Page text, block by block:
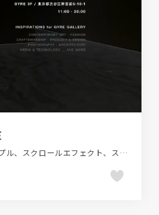
エレガント、ギャラリー風、シンプル、スクロールエフェクト、スタイリッシュ、タイポグラフィー、デザイン・アート・音楽・文芸、ブラック系 、ホワイト系、モーション多め、大きめ写真、施設・店舗サイト